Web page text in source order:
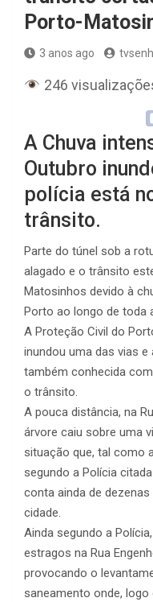
Porto-
3 anos ago
246
A Chuva
Outubro
polícia está
trânsito.
Parte do túnel sob a
alagado e o trânsito
Matosinhos devido à
Porto ao longo de toda
A Proteção Civil do
inundou uma das vias
também conhecida
o trânsito.
A pouca distância, na
árvore caiu sobre uma
situação que, tal como
segundo a Polícia
conta ainda de
cidade.
Ainda segundo a
estragos na Rua
provocando o
saneamento onde,